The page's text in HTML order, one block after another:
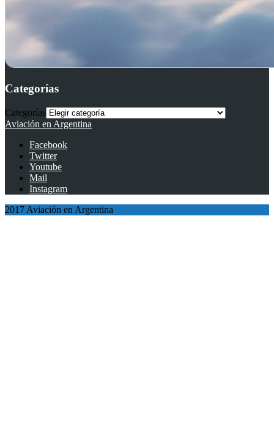
Categorías
Categorías
Aviación en Argentina
Facebook
Twitter
Youtube
Mail
Instagram
2017 Aviación en Argentina